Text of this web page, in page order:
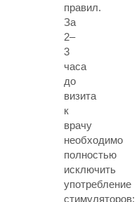
правил.
За
2–
3
часа
до
визита
к
врачу
необходимо
полностью
исключить
употребление
стимуляторов: